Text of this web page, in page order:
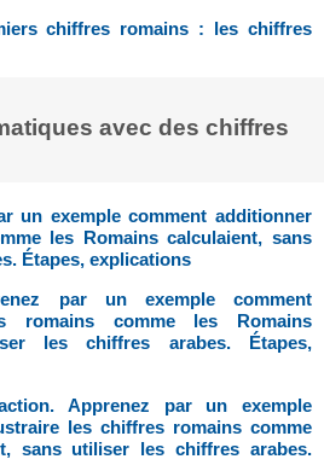
chiffres romains : les chiffres
avec des chiffres
un exemple comment additionner
les Romains calculaient, sans
Étapes, explications
par un exemple comment
romains comme les Romains
les chiffres arabes. Étapes,
Apprenez par un exemple
les chiffres romains comme
sans utiliser les chiffres arabes.